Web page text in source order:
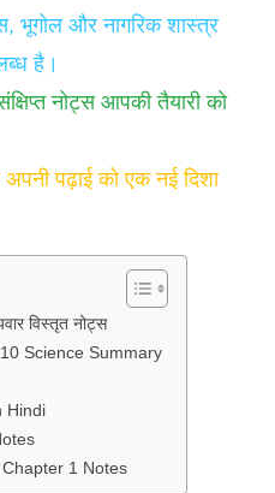
भूगोल और नागरिक शास्त्र
है।
नोट्स आपकी तैयारी को
पढ़ाई को एक नई दिशा
विस्तृत नोट्स
Science Summary
Hindi
1 Notes